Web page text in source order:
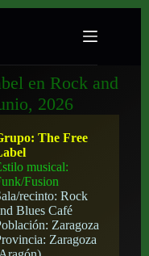
en Rock and
2026
The Free
musical:
Fusion
recinto:Rock
Blues Café
Zaragoza
Zaragoza